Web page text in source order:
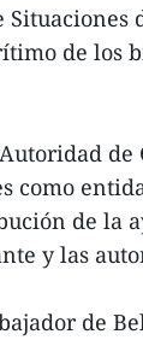
de los
de
como
de la
y las
de